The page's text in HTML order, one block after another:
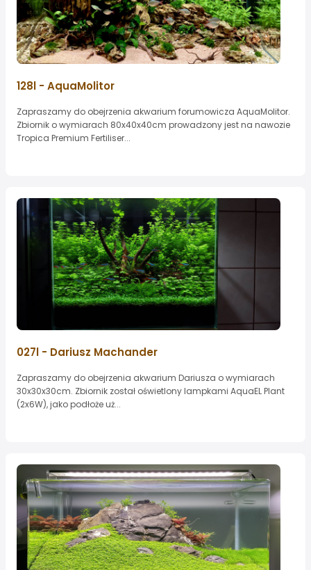
128l - AquaMolitor
Zapraszamy do obejrzenia akwarium forumowicza AquaMolitor.
Zbiornik o wymiarach 80x40x40cm prowadzony jest na nawozie
Tropica Premium Fertiliser...
027l - Dariusz Machander
Zapraszamy do obejrzenia akwarium Dariusza o wymiarach
30x30x30cm. Zbiornik został oświetlony lampkami AquaEL Plant
(2x6W), jako podłoże uż...